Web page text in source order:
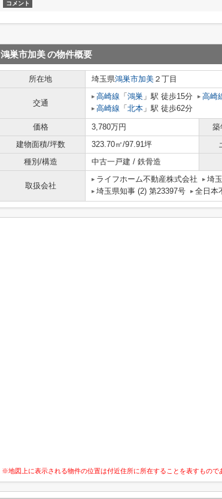
コメント
鴻巣市加美の物件概要
所在地 埼玉県鴻巣市加美 ２丁目
交通
高崎線 「 鴻巣 」駅 徒歩15分 高崎
高崎線 「 北本 」駅 徒歩62分
価格 3,780万円 築
建物面積/坪数
323.70㎡/97.91坪
種別/構造
中古一戸建 / 鉄骨造
取扱会社
ライフホーム不動産株式会社 埼
埼玉県知事 (2) 第23397号
全日本
※地図上に表示される物件の位置は付近住所に所在することを表すもので